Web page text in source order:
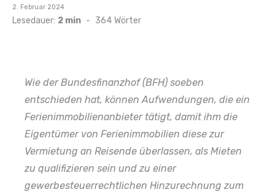
Veröffentlicht
am
2. Februar 2024
Lesedauer: 2 min - 364 Wörter
Wie der Bundesfinanzhof (BFH) soeben
entschieden hat, können Aufwendungen, die ein
Ferienimmobilienanbieter tätigt, damit ihm die
Eigentümer von Ferienimmobilien diese zur
Vermietung an Reisende überlassen, als Mieten
zu qualifizieren sein und zu einer
gewerbesteuerrechtlichen Hinzurechnung zum